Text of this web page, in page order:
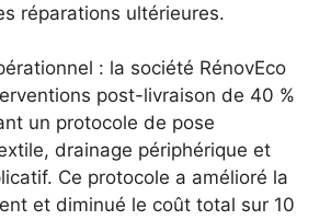
réparations ultérieures.
: la société RénovEco
post-livraison de 40 %
un protocole de pose
drainage périphérique et
Ce protocole a amélioré la
et diminué le coût total sur 10